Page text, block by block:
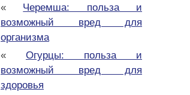
« Черемша: польза и
возможный вред для
организма
« Огурцы: польза и
возможный вред для
здоровья